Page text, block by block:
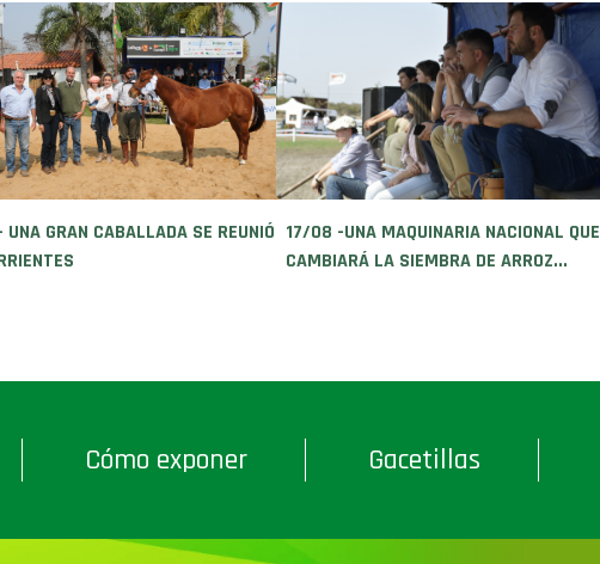
GRAN CABALLADA SE REUNIÓ 17/08 -UNA MAQUINARIA NACIONAL QUE
CAMBIARÁ LA SIEMBRA DE ARROZ...
Cómo exponer Gacetillas